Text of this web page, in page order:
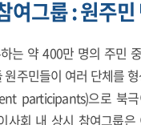
여그룹 : 원주민
는 약 400만 명의 주민
원주민들이 여러 단체를
participants)으로 북극
사회 내 상시 참여그룹은